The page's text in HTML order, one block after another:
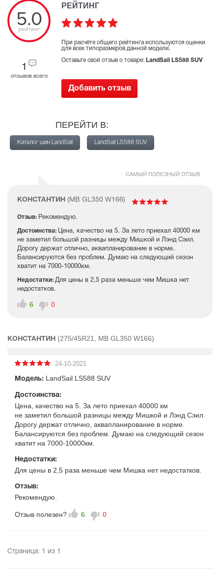
5.0
рейтинг
РЕЙТИНГ
1
отзывов всего
При расчёте общего рейтинга используются оценки
для всех типоразмеров данной модели.
Оставьте свой отзыв о товаре: LandSail LS588 SUV
Добавить отзыв
ПЕРЕЙТИ В:
Каталог шин LandSail LandSail LS588 SUV
САМЫЙ ПОЛЕЗНЫЙ ОТЗЫВ
КОНСТАНТИН (MB GL350 W166)
Отзыв: Рекомендую.
Достоинства: Цена, качество на 5. За лето приехал 40000 км
не заметил большой разницы между Мишкой и Лэнд Сэил.
Дорогу держат отлично, аквапланирование в норме.
Балансируются без проблем. Думаю на следующий сезон
хватит на 7000-10000км.
Недостатки: Для цены в 2,5 раза меньше чем Мишка нет
недостатков.
6 0
КОНСТАНТИН (275/45R21, MB GL350 W166)
24-10-2021
Модель: LandSail LS588 SUV
Достоинства:
Цена, качество на 5. За лето приехал 40000 км
не заметил большой разницы между Мишкой и Лэнд Сэил.
Дорогу держат отлично, аквапланирование в норме.
Балансируются без проблем. Думаю на следующий сезон
хватит на 7000-10000км.
Недостатки:
Для цены в 2,5 раза меньше чем Мишка нет недостатков.
Отзыв:
Рекомендую.
Отзыв полезен? 6 0
Страница: 1 из 1